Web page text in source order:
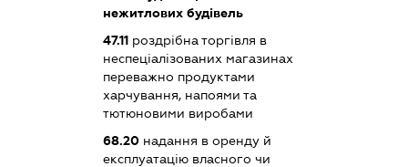
нежитлових будівель
47.11роздрібна торгівля в
неспеціалізованих магазинах
переважно продуктами
харчування, напоями та
тютюновими виробами
68.20надання в оренду й
експлуатацію власного чи